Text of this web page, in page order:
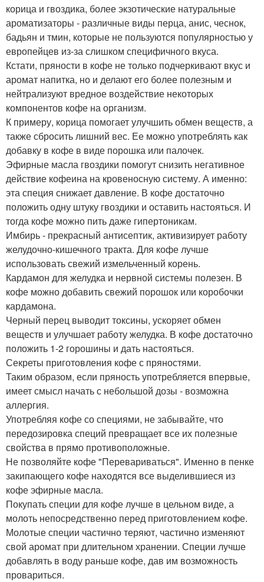
корица и гвоздика, более экзотические натуральные
ароматизаторы - различные виды перца, анис, чеснок,
бадьян и тмин, которые не пользуются популярностью у
европейцев из-за слишком специфичного вкуса.
Кстати, пряности в кофе не только подчеркивают вкус и
аромат напитка, но и делают его более полезным и
нейтрализуют вредное воздействие некоторых
компонентов кофе на организм.
К примеру, корица помогает улучшить обмен веществ, а
также сбросить лишний вес. Ее можно употреблять как
добавку в кофе в виде порошка или палочек.
Эфирные масла гвоздики помогут снизить негативное
действие кофеина на кровеносную систему. А именно:
эта специя снижает давление. В кофе достаточно
положить одну штуку гвоздики и оставить настояться. И
тогда кофе можно пить даже гипертоникам.
Имбирь - прекрасный антисептик, активизирует работу
желудочно-кишечного тракта. Для кофе лучше
использовать свежий измельченный корень.
Кардамон для желудка и нервной системы полезен. В
кофе можно добавить свежий порошок или коробочки
кардамона.
Черный перец выводит токсины, ускоряет обмен
веществ и улучшает работу желудка. В кофе достаточно
положить 1-2 горошины и дать настояться.
Секреты приготовления кофе с пряностями.
Таким образом, если пряность употребляется впервые,
имеет смысл начать с небольшой дозы - возможна
аллергия.
Употребляя кофе со специями, не забывайте, что
передозировка специй превращает все их полезные
свойства в прямо противоположные.
Не позволяйте кофе "Перевариваться". Именно в пенке
закипающего кофе находятся все выделившиеся из
кофе эфирные масла.
Покупать специи для кофе лучше в цельном виде, а
молоть непосредственно перед приготовлением кофе.
Молотые специи частично теряют, частично изменяют
свой аромат при длительном хранении. Специи лучше
добавлять в воду раньше кофе, дав им возможность
провариться.